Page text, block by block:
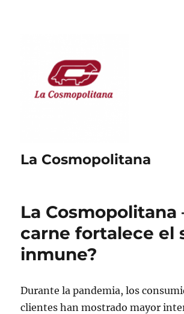
La Cosmopolitana
La Cosmopolitana
carne fortalece el
inmune?
Durante la pandemia, los
clientes han mostrado mayor